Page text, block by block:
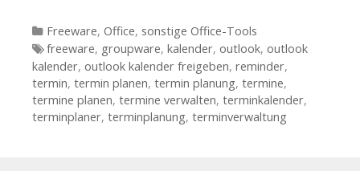
Kategorien
Freeware, Office, sonstige Office-Tools
Tags
freeware, groupware, kalender, outlook, outlook
kalender, outlook kalender freigeben, reminder,
termin, termin planen, termin planung, termine,
termine planen, termine verwalten, terminkalender,
terminplaner, terminplanung, terminverwaltung